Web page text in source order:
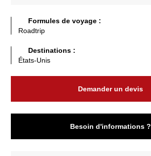
Formules de voyage :
Roadtrip
Destinations :
États-Unis
Demander un devis
Besoin d'informations ?